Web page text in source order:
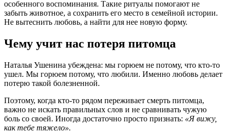
особенного воспоминания. Такие ритуалы помогают не
забыть животное, а сохранить его место в семейной истории.
Не вытеснить любовь, а найти для нее новую форму.
Чему учит нас потеря питомца
Наталья Ушенина убеждена: мы горюем не потому, что кто-то
ушел. Мы горюем потому, что любили. Именно любовь делает
потерю такой болезненной.
Поэтому, когда кто-то рядом переживает смерть питомца,
важно не искать правильных слов и не сравнивать чужую
боль со своей. Иногда достаточно просто признать: «Я вижу,
как тебе тяжело».